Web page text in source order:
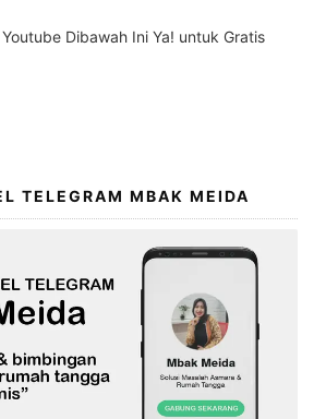
Dibawah Ini Ya! untuk Gratis
TELEGRAM MBAK MEIDA